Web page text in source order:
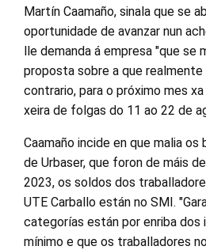
Martín Caamaño, sinala que se
oportunidade de avanzar nun
lle demanda á empresa "que se
proposta sobre a que realmente
contrario, para o próximo mes
xeira de folgas do 11 ao 22 de
Caamaño incide en que malia
de Urbaser, que foron de máis
2023, os soldos dos
UTE Carballo están no SMI.
categorías están por enriba dos
mínimo e que os traballadores